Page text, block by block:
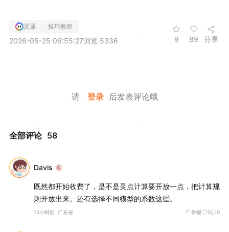
灵犀 技巧教程
2026-05-25 06:55:27浏览 5336 9 89 分享
请 登录 后发表评论哦
全部评论 58
Davis
既然都开始收费了，是不是灵点计算要开放一点，把计算规
则开放出来。还有选择不同模型的系数这些。
12小时前 广东省 举报 0 0